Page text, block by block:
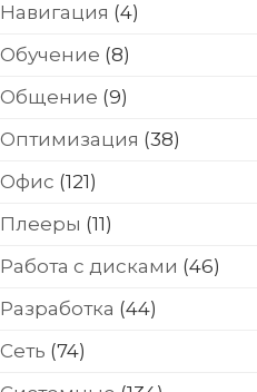
Навигация (4)
Обучение (8)
Общение (9)
Оптимизация (38)
Офис (121)
Плееры (11)
Работа с дисками (46)
Разработка (44)
Сеть (74)